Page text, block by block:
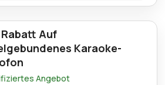
mit Tastatur wird derzeit
Rabatt von 33% über das
angeboten.
Rabatt Auf
Karaoke-
Angebot